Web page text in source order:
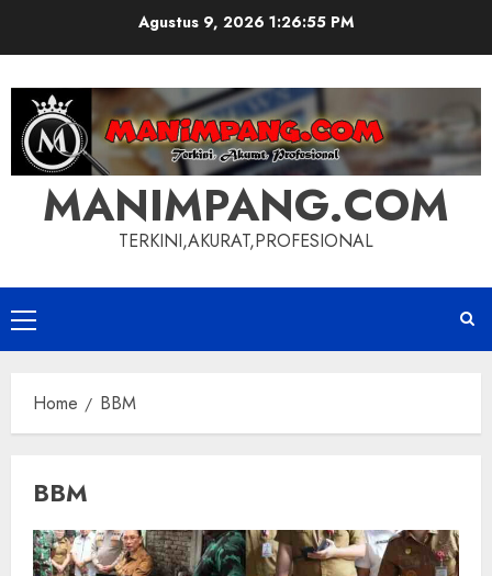
Agustus 9, 2026 1:26:55 PM
MANIMPANG.COM
TERKINI,AKURAT,PROFESIONAL
Primary
Menu
Home BBM
BBM